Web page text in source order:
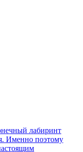
лабиринт
Именно поэтому